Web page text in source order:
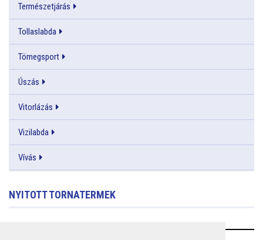
Természetjárás
Tollaslabda
Tömegsport
Úszás
Vitorlázás
Vizilabda
Vívás
NYITOTT TORNATERMEK